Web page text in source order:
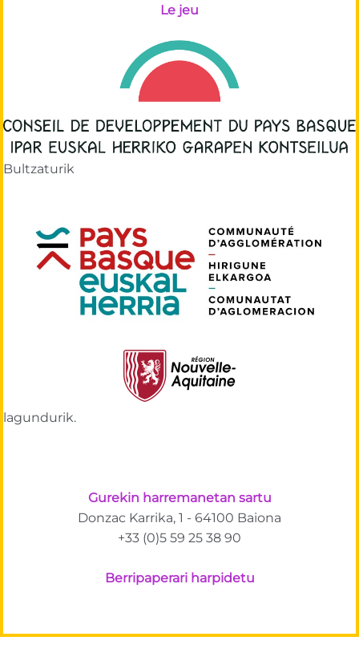
Le jeu
Bultzaturik
lagundurik.
Gurekin harremanetan sartu
Donzac Karrika, 1 - 64100 Baiona
+33 (0)5 59 25 38 90
Berripaperari harpidetu